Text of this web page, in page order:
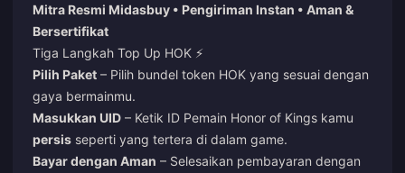
Mitra Resmi Midasbuy • Pengiriman Instan • Aman &
Bersertifikat
Tiga Langkah Top Up HOK ⚡️
Pilih Paket – Pilih bundel token HOK yang sesuai dengan
gaya bermainmu.
Masukkan UID – Ketik ID Pemain Honor of Kings kamu
persis seperti yang tertera di dalam game.
Bayar dengan Aman – Selesaikan pembayaran dengan